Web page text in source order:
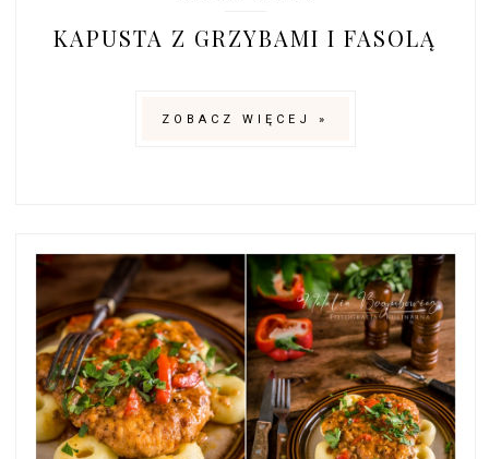
KAPUSTA Z GRZYBAMI I FASOLĄ
ZOBACZ WIĘCEJ »